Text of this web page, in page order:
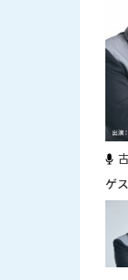
82.2MHz
82.0MHz